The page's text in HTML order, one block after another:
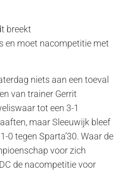
breekt
en moet nacompetitie met
niets aan een toeval
van trainer Gerrit
tot een 3-1
maar Sleeuwijk bleef
0 tegen Sparta’30. Waar de
voor zich
de nacompetitie voor